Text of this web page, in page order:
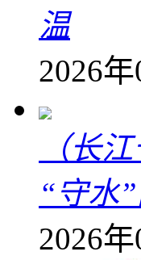
温
2026
（长
“守水
2026